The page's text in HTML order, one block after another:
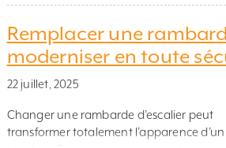
au-delà du lit superposé. Escaliers
mezzanines, balcons ou terrasses peuvent
représenter un danger si les garde-corps
sont pas adaptés ou absents. Voici
créer un environnement sûr […]
Remplacer une
moderniser en toute
22 juillet, 2025
Changer une rambarde d’escalier peut
transformer totalement l’apparence d’un